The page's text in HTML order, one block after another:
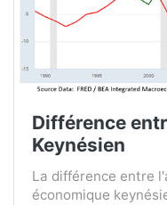
Différence
Keynésien
La différence entre
économique